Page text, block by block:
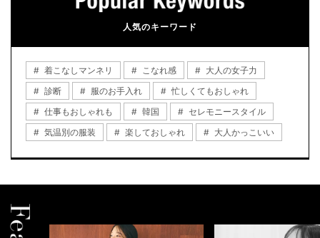
人気のキーワード
着こなしマンネリ こなれ感
大人の女子力
診断
服のお手入れ
忙しくてもおしゃれ
仕事もおしゃれも
韓国
セレモニースタイル
気温別の服装
楽しておしゃれ 大人かっこいい